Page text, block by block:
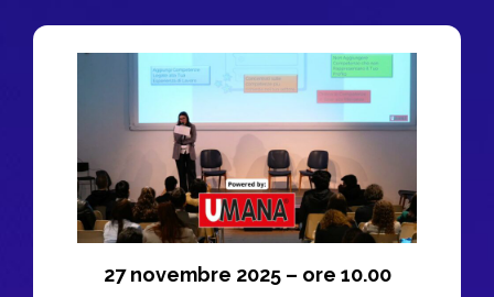
27 novembre 2025 – ore 10.00​